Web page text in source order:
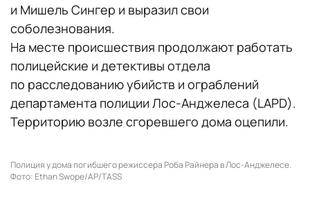
и Мишель Сингер и выразил свои
соболезнования.
На месте происшествия продолжают работать
полицейские и детективы отдела
по расследованию убийств и ограблений
департамента полиции Лос-Анджелеса (LAPD).
Территорию возле сгоревшего дома оцепили.
Полиция у дома погибшего режиссера Роба Райнера в Лос-Анджелесе.
Фото: Ethan Swope/AP/TASS